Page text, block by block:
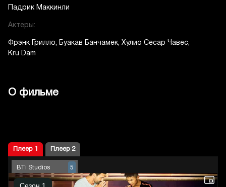
Падрик Маккинли
Актеры:
Фрэнк Грилло Буакав Банчамек Хулио Сесар Чавес
Kru Dam
О фильме
Плеер 1 Плеер 2
BTi Studios 5